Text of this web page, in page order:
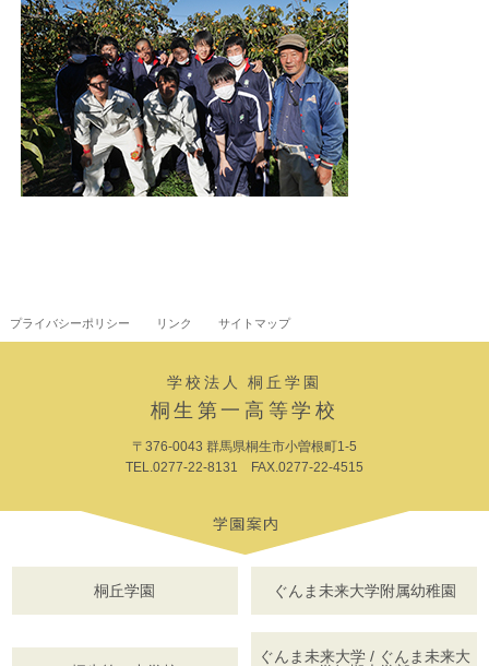
プライバシーポリシー リンク サイトマップ
学校法人 桐丘学園
桐生第一高等学校
〒376-0043 群馬県桐生市小曽根町1-5
TEL.0277-22-8131 FAX.0277-22-4515
桐丘学園 ぐんま未来大学附属幼稚園
ぐんま未来大学 / ぐんま未来大